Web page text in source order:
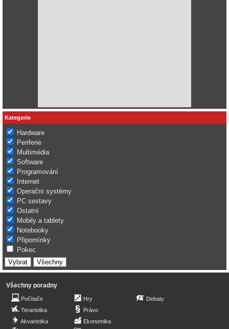
Kategorie
Hardware
Periferie
Multimédia
Software
Programování
Internet
Operační systémy
PC sestavy
Ostatní
Mobily a tablety
Notebooky
Připomínky
Pokec
Všechny poradny
Počítače
Teraristika
Akvaristika
Hry
Právo
Ekonomika
Debaty